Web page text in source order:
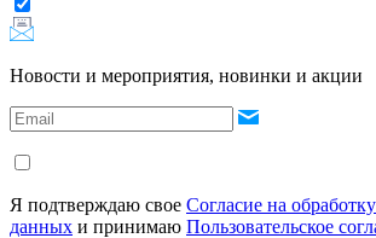
Новости и мероприятия, новинки и акции
Я подтверждаю свое Согласие на
данных и принимаю Пользовательское